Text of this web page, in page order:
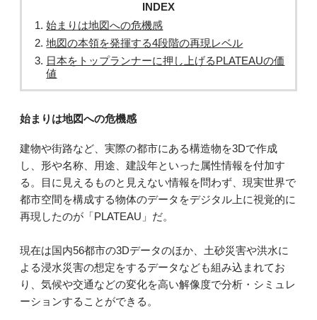
INDEX
始まりは地図への危機感
地図の本領を発揮する4段階の再現レベル
日本をトップランナーに押し上げるPLATEAUの価
値
始まりは地図への危機感
建物や街路など、実際の都市にある構造物を3Dで作成
し、形や名称、用途、建設年といった属性情報を付加す
る。目に見えるものと見えない情報を問わず、現実世界で
都市空間を構成する物体のデータをデジタル上に視覚的に
再現したのが「PLATEAU」だ。
現在は国内56都市の3Dデータのほか、土砂災害や洪水に
よる浸水災害の想定をするデータなども組み込まれてお
り、気候や交通などの変化を高い解像度で分析・シミュレ
ーションすることができる。